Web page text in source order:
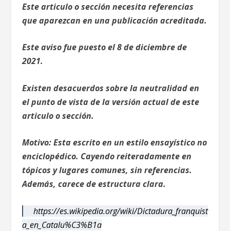
Este articulo o sección necesita referencias
que aparezcan en una publicación acreditada.
Este aviso fue puesto el 8 de diciembre de
2021.
Existen desacuerdos sobre la neutralidad en
el punto de vista de la versión actual de este
articulo o sección.
Motivo: Esta escrito en un estilo ensayístico no
enciclopédico. Cayendo reiteradamente en
tópicos y lugares comunes, sin referencias.
Además, carece de estructura clara.
https://es.wikipedia.org/wiki/Dictadura_franquist
a_en_Catalu%C3%B1a